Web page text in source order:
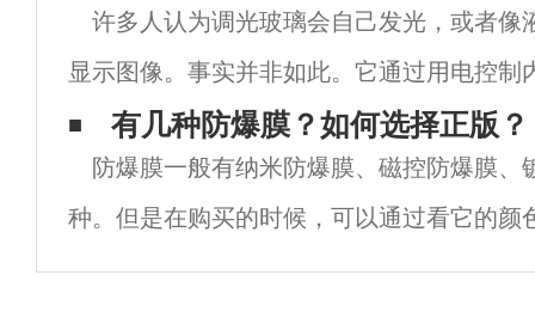
着力强、耐水性好、冲击强度强大的特点。
一种工程材料。具有很好的通光性。广泛
许多人认为调光玻璃会自己发光，或者像
显示图像。事实并非如此。它通过用电控制
散和组合，形成透明和不透明的玻璃状态。
谈谈如何用电控制电控调光玻璃，用什么电
有几种防爆膜？如何选择正版？
防爆膜一般有纳米防爆膜、磁控防爆膜、
种。但是在购买的时候，可以通过看它的颜
和气味来判断膜的真伪。然后，让我们详细